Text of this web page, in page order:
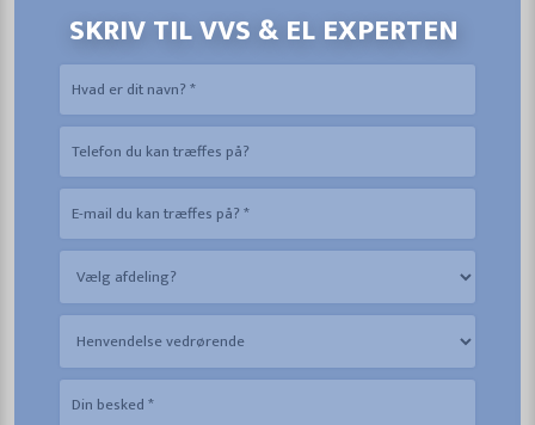
SKRIV TIL VVS & EL EXPERTEN